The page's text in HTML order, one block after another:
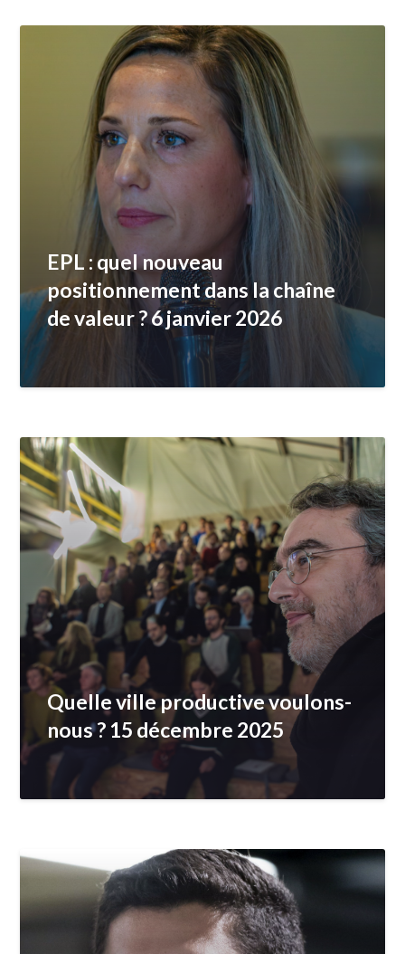
EPL : quel nouveau
positionnement dans la chaîne
de valeur ? 6 janvier 2026
Quelle ville productive voulons-
nous ? 15 décembre 2025